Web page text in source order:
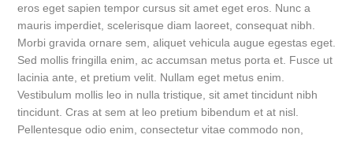
eros eget sapien tempor cursus sit amet eget eros. Nunc a
mauris imperdiet, scelerisque diam laoreet, consequat nibh.
Morbi gravida ornare sem, aliquet vehicula augue egestas eget.
Sed mollis fringilla enim, ac accumsan metus porta et. Fusce ut
lacinia ante, et pretium velit. Nullam eget metus enim.
Vestibulum mollis leo in nulla tristique, sit amet tincidunt nibh
tincidunt. Cras at sem at leo pretium bibendum et at nisl.
Pellentesque odio enim, consectetur vitae commodo non,